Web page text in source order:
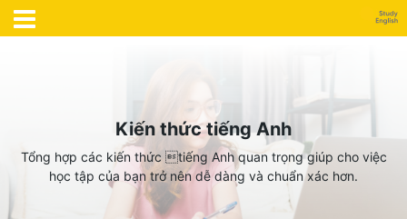
Kiến thức tiếng Anh
Tổng hợp các kiến thức tiếng Anh quan trọng giúp cho việc
học tập của bạn trở nên dễ dàng và chuẩn xác hơn.